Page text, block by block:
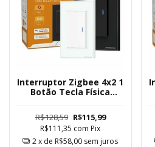
Interruptor Zigbee 4x2 1
Botão Tecla Física
R$128,59 R$115,99
R$111,35 com Pix
2x de R$58,00 sem juros